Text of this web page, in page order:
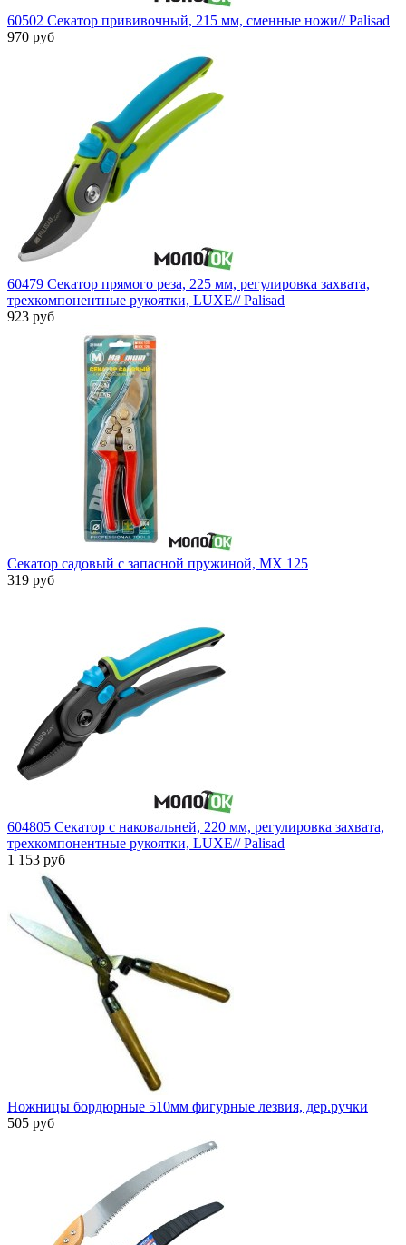
60502 Секатор прививочный, 215 мм, сменные ножи// Palisad
970 руб
60479 Секатор прямого реза, 225 мм, регулировка захвата,
трехкомпонентные рукоятки, LUXE// Palisad
923 руб
Секатор садовый с запасной пружиной, МХ 125
319 руб
604805 Секатор с наковальней, 220 мм, регулировка захвата,
трехкомпонентные рукоятки, LUXE// Palisad
1 153 руб
Ножницы бордюрные 510мм фигурные лезвия, дер.ручки
505 руб